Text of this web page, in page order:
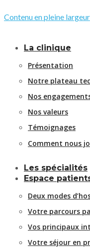
Contenu en pleine largeur
La clinique
Présentation
Notre plateau
Nos
Nos valeurs
Témoignages
Comment nous
Les spécialités
Espace
Deux modes
Votre parcours
Vos principaux
Votre séjour en